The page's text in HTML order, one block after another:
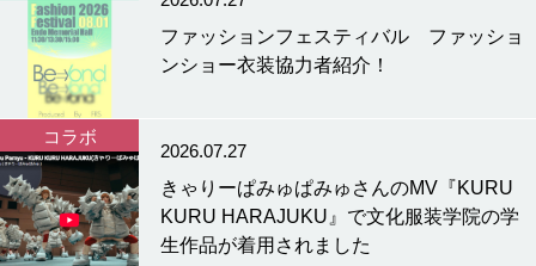
ファッションフェスティバル ファッショ
ンショー衣装協力者紹介！
コラボ
2026.07.27
きゃりーぱみゅぱみゅさんのMV『KURU
KURU HARAJUKU』で文化服装学院の学
生作品が着用されました